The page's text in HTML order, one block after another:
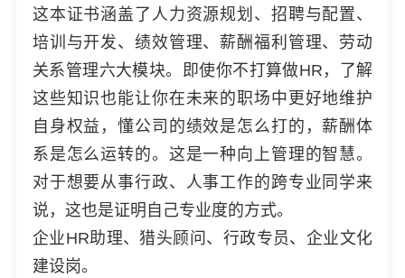
这本证书涵盖了人力资源规划、招聘与配置、
培训与开发、绩效管理、薪酬福利管理、劳动
关系管理六大模块。即使你不打算做HR，了解
这些知识也能让你在未来的职场中更好地维护
自身权益，懂公司的绩效是怎么打的，薪酬体
系是怎么运转的。这是一种向上管理的智慧。
对于想要从事行政、人事工作的跨专业同学来
说，这也是证明自己专业度的方式。
企业HR助理、猎头顾问、行政专员、企业文化
建设岗。